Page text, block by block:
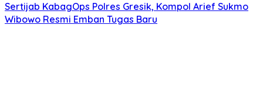
Sertijab KabagOps Polres Gresik, Kompol Arief Sukmo
Wibowo Resmi Emban Tugas Baru